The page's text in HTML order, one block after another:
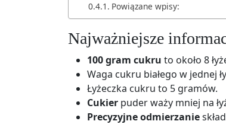
Powiązane wpisy:
Najważniejsze
100 gram cukru to około 8
Waga cukru białego w jednej
Łyżeczka cukru to 5 gramów.
Cukier puder waży mniej na
Precyzyjne odmierzanie